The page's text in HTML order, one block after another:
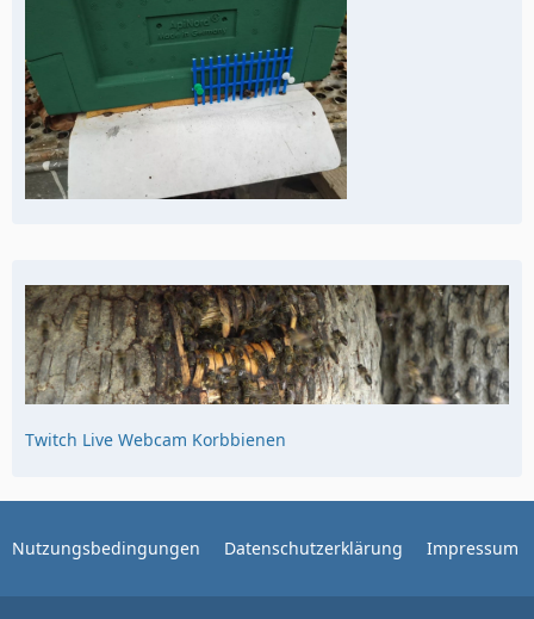
Twitch Live Webcam Korbbienen
Nutzungsbedingungen Datenschutzerklärung Impressum